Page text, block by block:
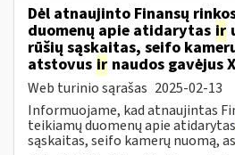
Dėl atnaujinto Finansų
duomenų apie atidarytas ir
rūšių sąskaitas, seifo
atstovus ir naudos gavėjus
Web turinio sąrašas 2025-02-13
Informuojame, kad atnaujintas
teikiamų duomenų apie atidarytas
sąskaitas, seifo kamerų nuomą,